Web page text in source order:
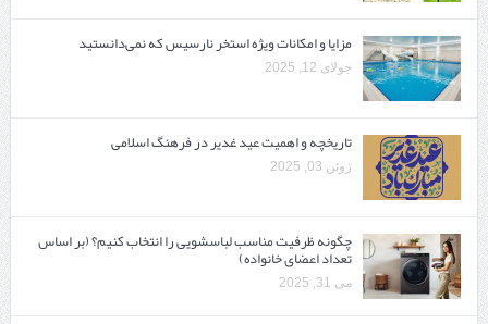
مزایا و امکانات ویژه استخر نارسیس که نمی‌دانستید
جولای 12, 2025
تاریخچه و اهمیت عید غدیر در فرهنگ اسلامی
ژوئن 03, 2025
چگونه ظرفیت مناسب لباسشویی را انتخاب کنیم؟ (بر اساس
تعداد اعضای خانواده)
می 31, 2025